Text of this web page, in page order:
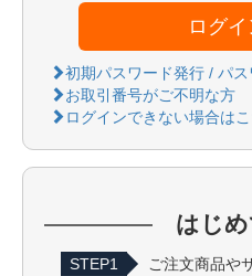
ログ
初期パスワード発行 / パ
お取引番号がご不明な方
ログインできない場合は
はじ
STEP1
ご注文商品や